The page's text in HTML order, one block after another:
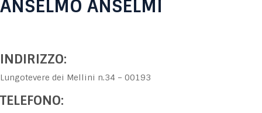
ANSELMO ANSELMI
INDIRIZZO:
Lungotevere dei Mellini n.34 – 00193
TELEFONO: